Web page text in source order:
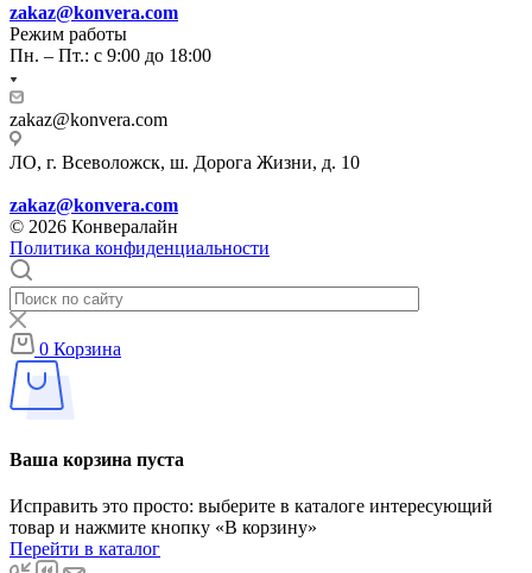
zakaz@konvera.com
Режим работы
Пн. – Пт.: с 9:00 до 18:00
zakaz@konvera.com
ЛО, г. Всеволожск, ш. Дорога Жизни, д. 10
zakaz@konvera.com
© 2026 Конвералайн
Политика конфиденциальности
0 Корзина
Ваша корзина пуста
Исправить это просто: выберите в каталоге интересующий
товар и нажмите кнопку «В корзину»
Перейти в каталог